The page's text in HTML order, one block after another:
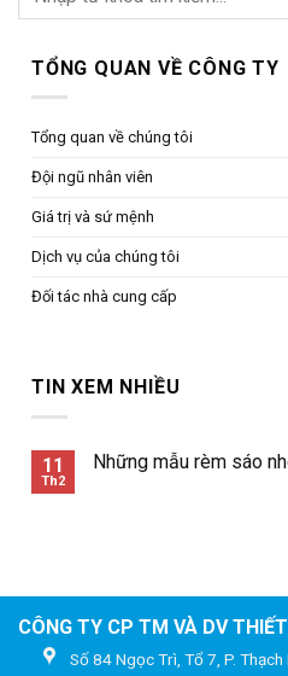
TỔNG QUAN VỀ CÔNG TY
Tổng quan về chúng tôi
Đội ngũ nhân viên
Giá trị và sứ mệnh
Dịch vụ của chúng tôi
Đối tác nhà cung cấp
TIN XEM NHIỀU
11
Th2
Những mẫu rèm sáo
CÔNG TY CP TM VÀ DV
Số 84 Ngọc Trì, Tổ 7, P. Thạch